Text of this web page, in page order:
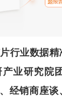
行业数据
产业研究院
经销商座